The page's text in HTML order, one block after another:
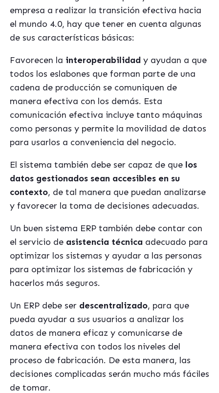
empresa a realizar la transición efectiva hacia
el mundo 4.0, hay que tener en cuenta algunas
de sus características básicas:
Favorecen la interoperabilidad y ayudan a que
todos los eslabones que forman parte de una
cadena de producción se comuniquen de
manera efectiva con los demás. Esta
comunicación efectiva incluye tanto máquinas
como personas y permite la movilidad de datos
para usarlos a conveniencia del negocio.
El sistema también debe ser capaz de que los
datos gestionados sean accesibles en su
contexto, de tal manera que puedan analizarse
y favorecer la toma de decisiones adecuadas.
Un buen sistema ERP también debe contar con
el servicio de asistencia técnica adecuado para
optimizar los sistemas y ayudar a las personas
para optimizar los sistemas de fabricación y
hacerlos más seguros.
Un ERP debe ser descentralizado, para que
pueda ayudar a sus usuarios a analizar los
datos de manera eficaz y comunicarse de
manera efectiva con todos los niveles del
proceso de fabricación. De esta manera, las
decisiones complicadas serán mucho más fáciles
de tomar.